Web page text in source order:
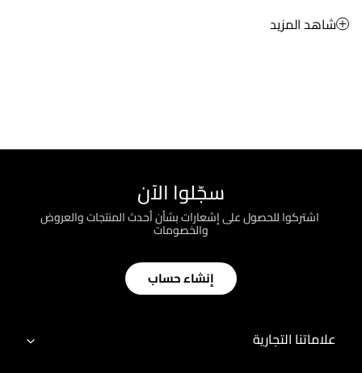
شاهد المزيد
سجّلوا الآن
؜ اشتركوا للحصول على إشعارات بشأن أحدث المنتجات والعروض
والخصومات
إنشاء حساب
علاماتنا التجارية